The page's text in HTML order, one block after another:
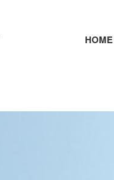
HOME